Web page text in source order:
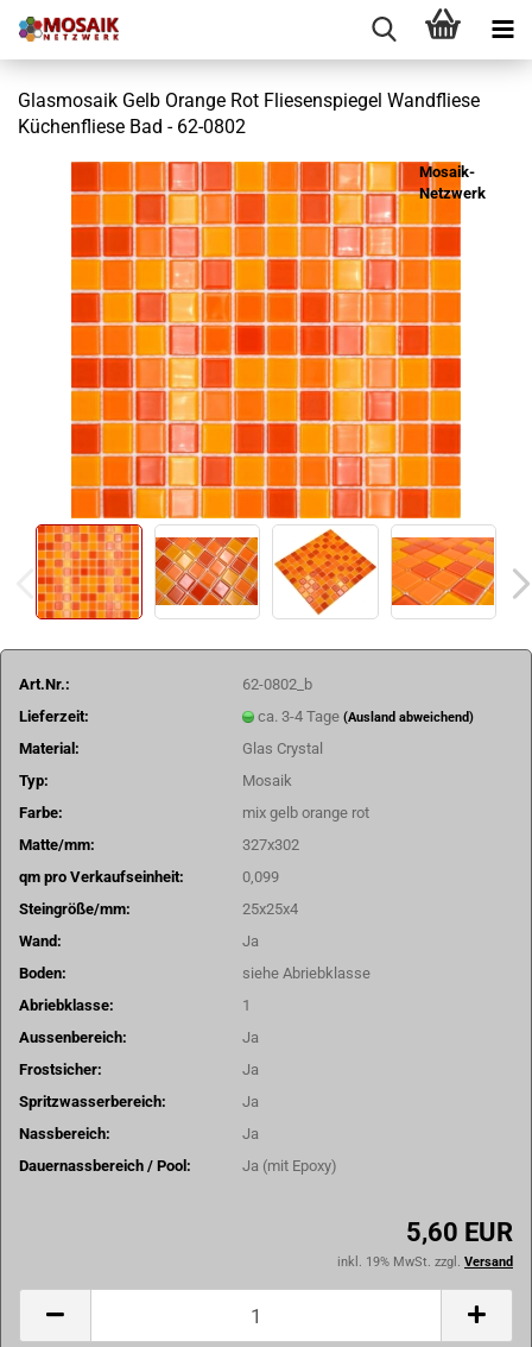
Glasmosaik Gelb Orange Rot Fliesenspiegel Wandfliese
Küchenfliese Bad - 62-0802
Mosaik-
Netzwerk
Art.Nr.:
62-0802_b
Lieferzeit:
ca. 3-4 Tage(Ausland abweichend)
Material:
Glas Crystal
Typ:
Mosaik
Farbe:
mix gelb orange rot
Matte/mm:
327x302
qm pro Verkaufseinheit:
0,099
Steingröße/mm:
25x25x4
Wand:
Ja
Boden:
siehe Abriebklasse
Abriebklasse:
1
Aussenbereich:
Ja
Frostsicher:
Ja
Spritzwasserbereich:
Ja
Nassbereich:
Ja
Dauernassbereich / Pool:
Ja (mit Epoxy)
5,60 EUR
inkl. 19% MwSt. zzgl. Versand